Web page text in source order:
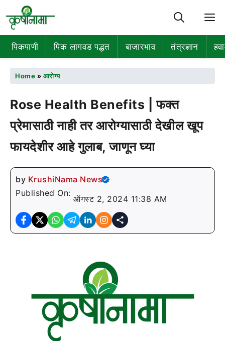
पिकपाणी पिक लागवड पद्धत बाजारभाव तंत्रज्ञान
Home » आरोग्य
Rose Health Benefits | फक्त
प्रेमासाठी नाही तर आरोग्यासाठी देखील खूप
फायदेशीर आहे गुलाब, जाणून घ्या
by KrushiNama News
Published On:
ऑगस्ट 2, 2024 11:38 AM